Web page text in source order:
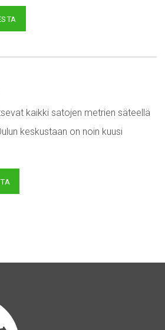
kaikki satojen metrien säteellä
keskustaan on noin kuusi